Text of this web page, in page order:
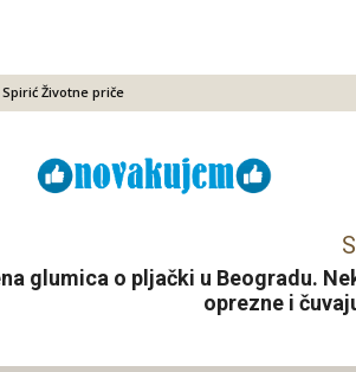
Životne priče
glumica o pljački u Beogradu.
oprezne i